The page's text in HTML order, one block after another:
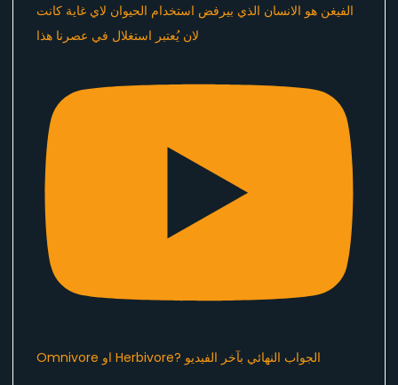
الفيغن هو الانسان الذي بيرفض استخدام الحيوان لاي غاية كانت
Omnivore او Herbivore? الجواب النهائي بآخر الفيديو